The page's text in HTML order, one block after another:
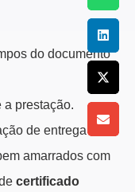
do documento
a prestação.
de entrega e
amarrados com
certificado